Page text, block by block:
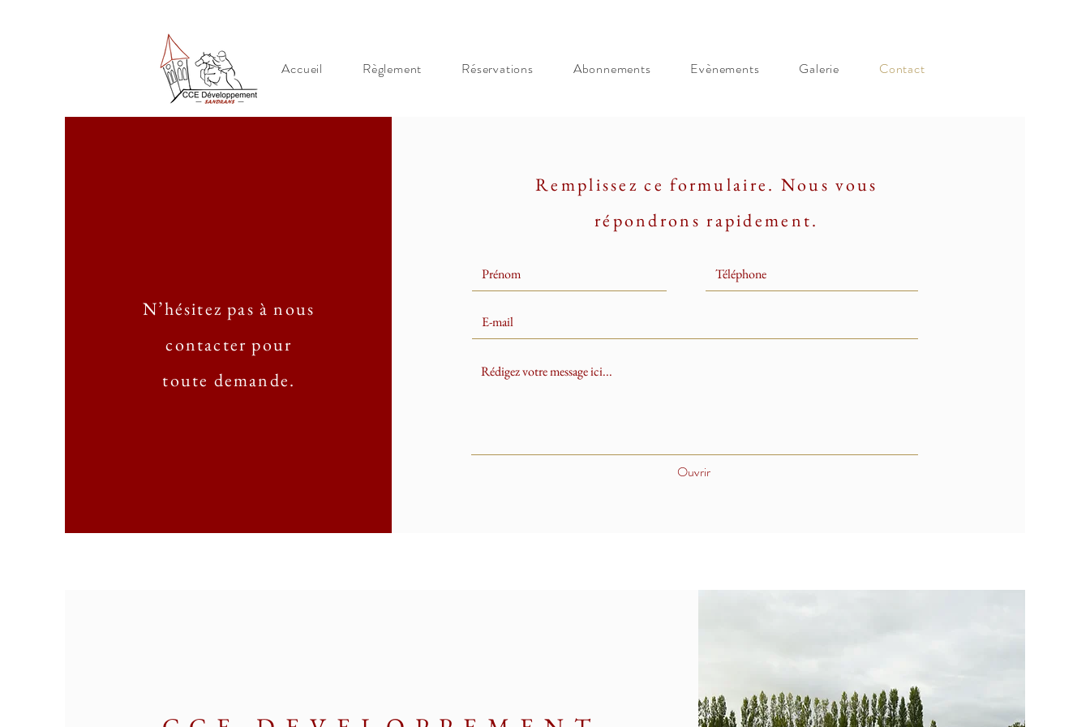
Accueil Règlement Réservations Abonnements Evènements Galerie Contact
N’hésitez pas à nous
contacter pour
toute demande.
Remplissez ce formulaire. Nous vous
répondrons rapidement.
Ouvrir